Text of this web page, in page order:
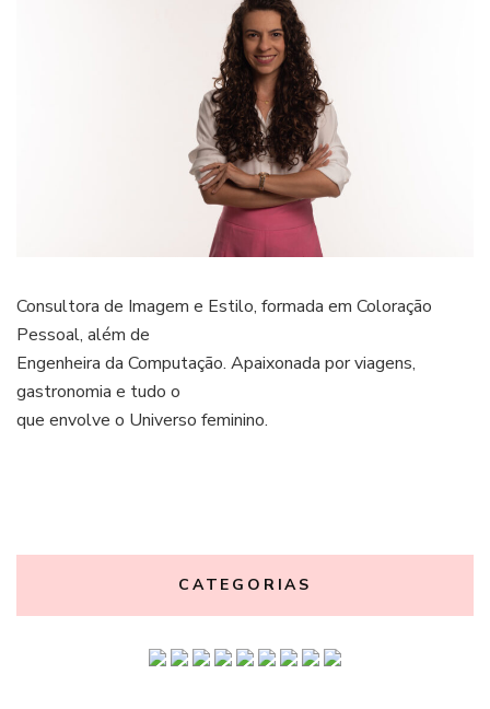
Consultora de Imagem e Estilo, formada em Coloração
Pessoal, além de
Engenheira da Computação. Apaixonada por viagens,
gastronomia e tudo o
que envolve o Universo feminino.
CATEGORIAS